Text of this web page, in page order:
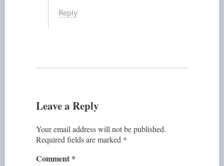
Reply
Leave a Reply
Your email address will not be published.
Required fields are marked *
Comment *